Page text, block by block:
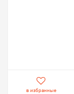
в избранные